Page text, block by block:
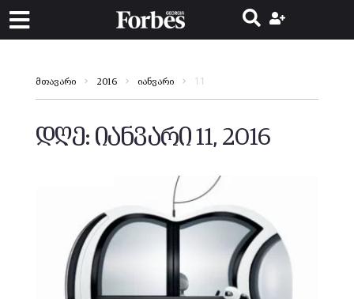
მთავარი 2016 იანვარი 11
დღე: იანვარი 11, 2016